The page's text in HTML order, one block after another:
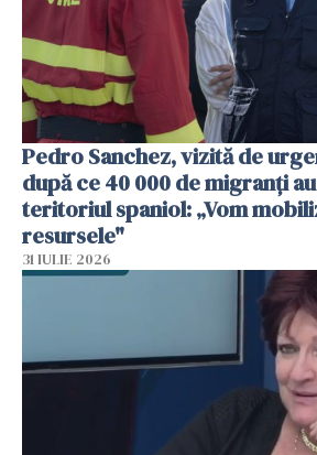
Pedro Sanchez, vizită de
după ce 40 000 de migranți
teritoriul spaniol: „Vom
resursele"
31 IULIE 2026